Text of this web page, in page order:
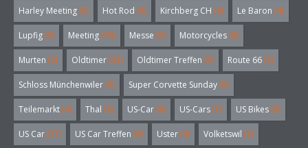
Harley Meeting (5) Hot Rod (4) Kirchberg CH (4) Le Baron (4)
Lupfig (3) Meeting (18) Messe (5) Motorcycles (4)
Murten (3) Oldtimer (32) Oldtimer Treffen (5) Route 66 (3)
Schloss Münchenwiler (3) Super Corvette Sunday (5)
Teilemarkt (4) Thal (3) US-Car (6) US-Cars (7) US Bikes (5)
US Car (57) US Car Treffen (6) Uster (4) Volketswil (3)